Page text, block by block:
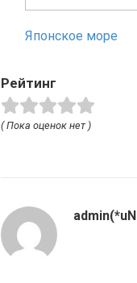
Японское море
Рейтинг
( Пока оценок нет )
admin(*uN